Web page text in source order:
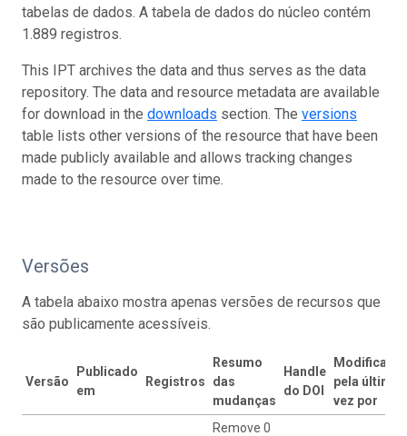
tabelas de dados. A tabela de dados do núcleo contém
1.889 registros.
This IPT archives the data and thus serves as the data
repository. The data and resource metadata are available
for download in the downloads section. The versions
table lists other versions of the resource that have been
made publicly available and allows tracking changes
made to the resource over time.
Versões
A tabela abaixo mostra apenas versões de recursos que
são publicamente acessíveis.
Versão
Publicado
em
Registros
Resumo
das
mudanças
Handle
do DOI
Modificado
pela última
vez por
Remove 0